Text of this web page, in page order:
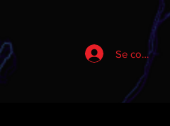
Se connecter